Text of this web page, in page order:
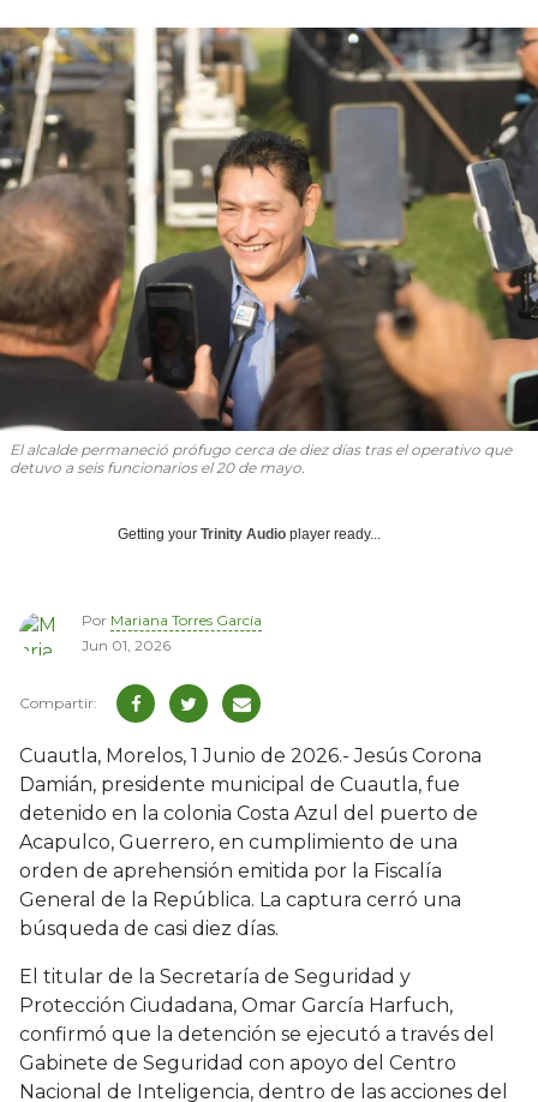
El alcalde permaneció prófugo cerca de diez días tras el operativo que
detuvo a seis funcionarios el 20 de mayo.
Getting your Trinity Audio player ready...
Por Mariana Torres García
Jun 01, 2026
Cuautla, Morelos, 1 Junio de 2026.- Jesús Corona
Damián, presidente municipal de Cuautla, fue
detenido en la colonia Costa Azul del puerto de
Acapulco, Guerrero, en cumplimiento de una
orden de aprehensión emitida por la Fiscalía
General de la República. La captura cerró una
búsqueda de casi diez días.
El titular de la Secretaría de Seguridad y
Protección Ciudadana, Omar García Harfuch,
confirmó que la detención se ejecutó a través del
Gabinete de Seguridad con apoyo del Centro
Nacional de Inteligencia, dentro de las acciones del